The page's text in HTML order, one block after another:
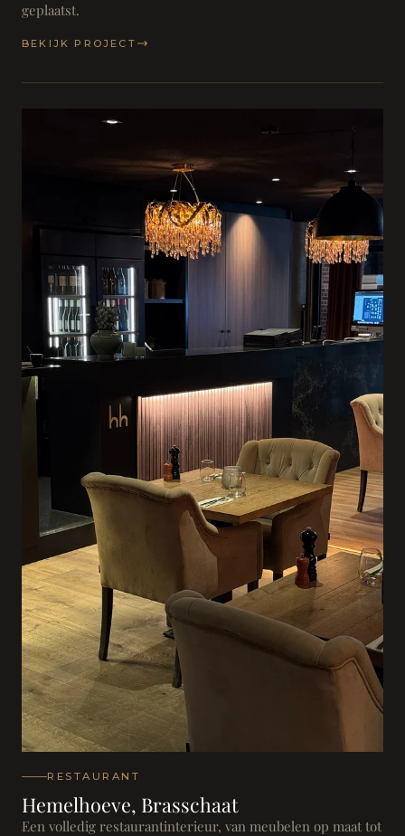
geplaatst.
BEKIJK PROJECT
RESTAURANT
Hemelhoeve, Brasschaat
Een volledig restaurantinterieur, van meubelen op maat tot